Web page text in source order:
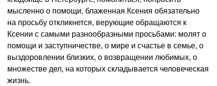
мысленно о помощи, блаженная Ксения обязательно
на просьбу откликнется, верующие обращаются к
Ксении с самыми разнообразными просьбами: молят о
помощи и заступничестве, о мире и счастье в семье, о
выздоровлении близких, о возвращении любимых, о
множестве дел, на которых складывается человеческая
жизнь.